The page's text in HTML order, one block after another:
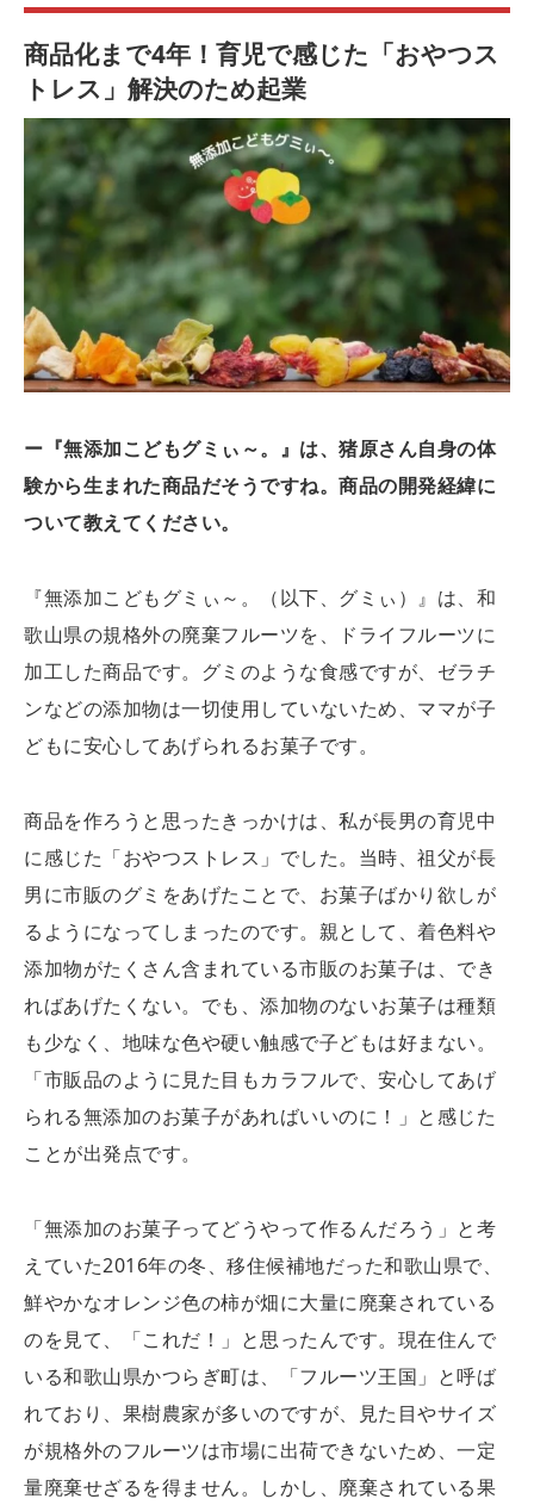
商品化まで4年！育児で感じた「おやつス
トレス」解決のため起業
ー『無添加こどもグミぃ～。』は、猪原さん自身の体
験から生まれた商品だそうですね。商品の開発経緯に
ついて教えてください。
『無添加こどもグミぃ～。（以下、グミぃ）』は、和
歌山県の規格外の廃棄フルーツを、ドライフルーツに
加工した商品です。グミのような食感ですが、ゼラチ
ンなどの添加物は一切使用していないため、ママが子
どもに安心してあげられるお菓子です。
商品を作ろうと思ったきっかけは、私が長男の育児中
に感じた「おやつストレス」でした。当時、祖父が長
男に市販のグミをあげたことで、お菓子ばかり欲しが
るようになってしまったのです。親として、着色料や
添加物がたくさん含まれている市販のお菓子は、でき
ればあげたくない。でも、添加物のないお菓子は種類
も少なく、地味な色や硬い触感で子どもは好まない。
「市販品のように見た目もカラフルで、安心してあげ
られる無添加のお菓子があればいいのに！」と感じた
ことが出発点です。
「無添加のお菓子ってどうやって作るんだろう」と考
えていた2016年の冬、移住候補地だった和歌山県で、
鮮やかなオレンジ色の柿が畑に大量に廃棄されている
のを見て、「これだ！」と思ったんです。現在住んで
いる和歌山県かつらぎ町は、「フルーツ王国」と呼ば
れており、果樹農家が多いのですが、見た目やサイズ
が規格外のフルーツは市場に出荷できないため、一定
量廃棄せざるを得ません。しかし、廃棄されている果